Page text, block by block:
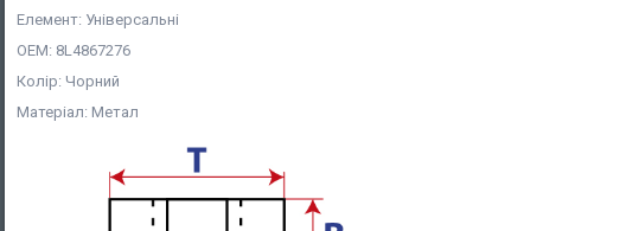
Елемент: Універсальні
OEM: 8L4867276
Колір: Чорний
Матеріал: Метал